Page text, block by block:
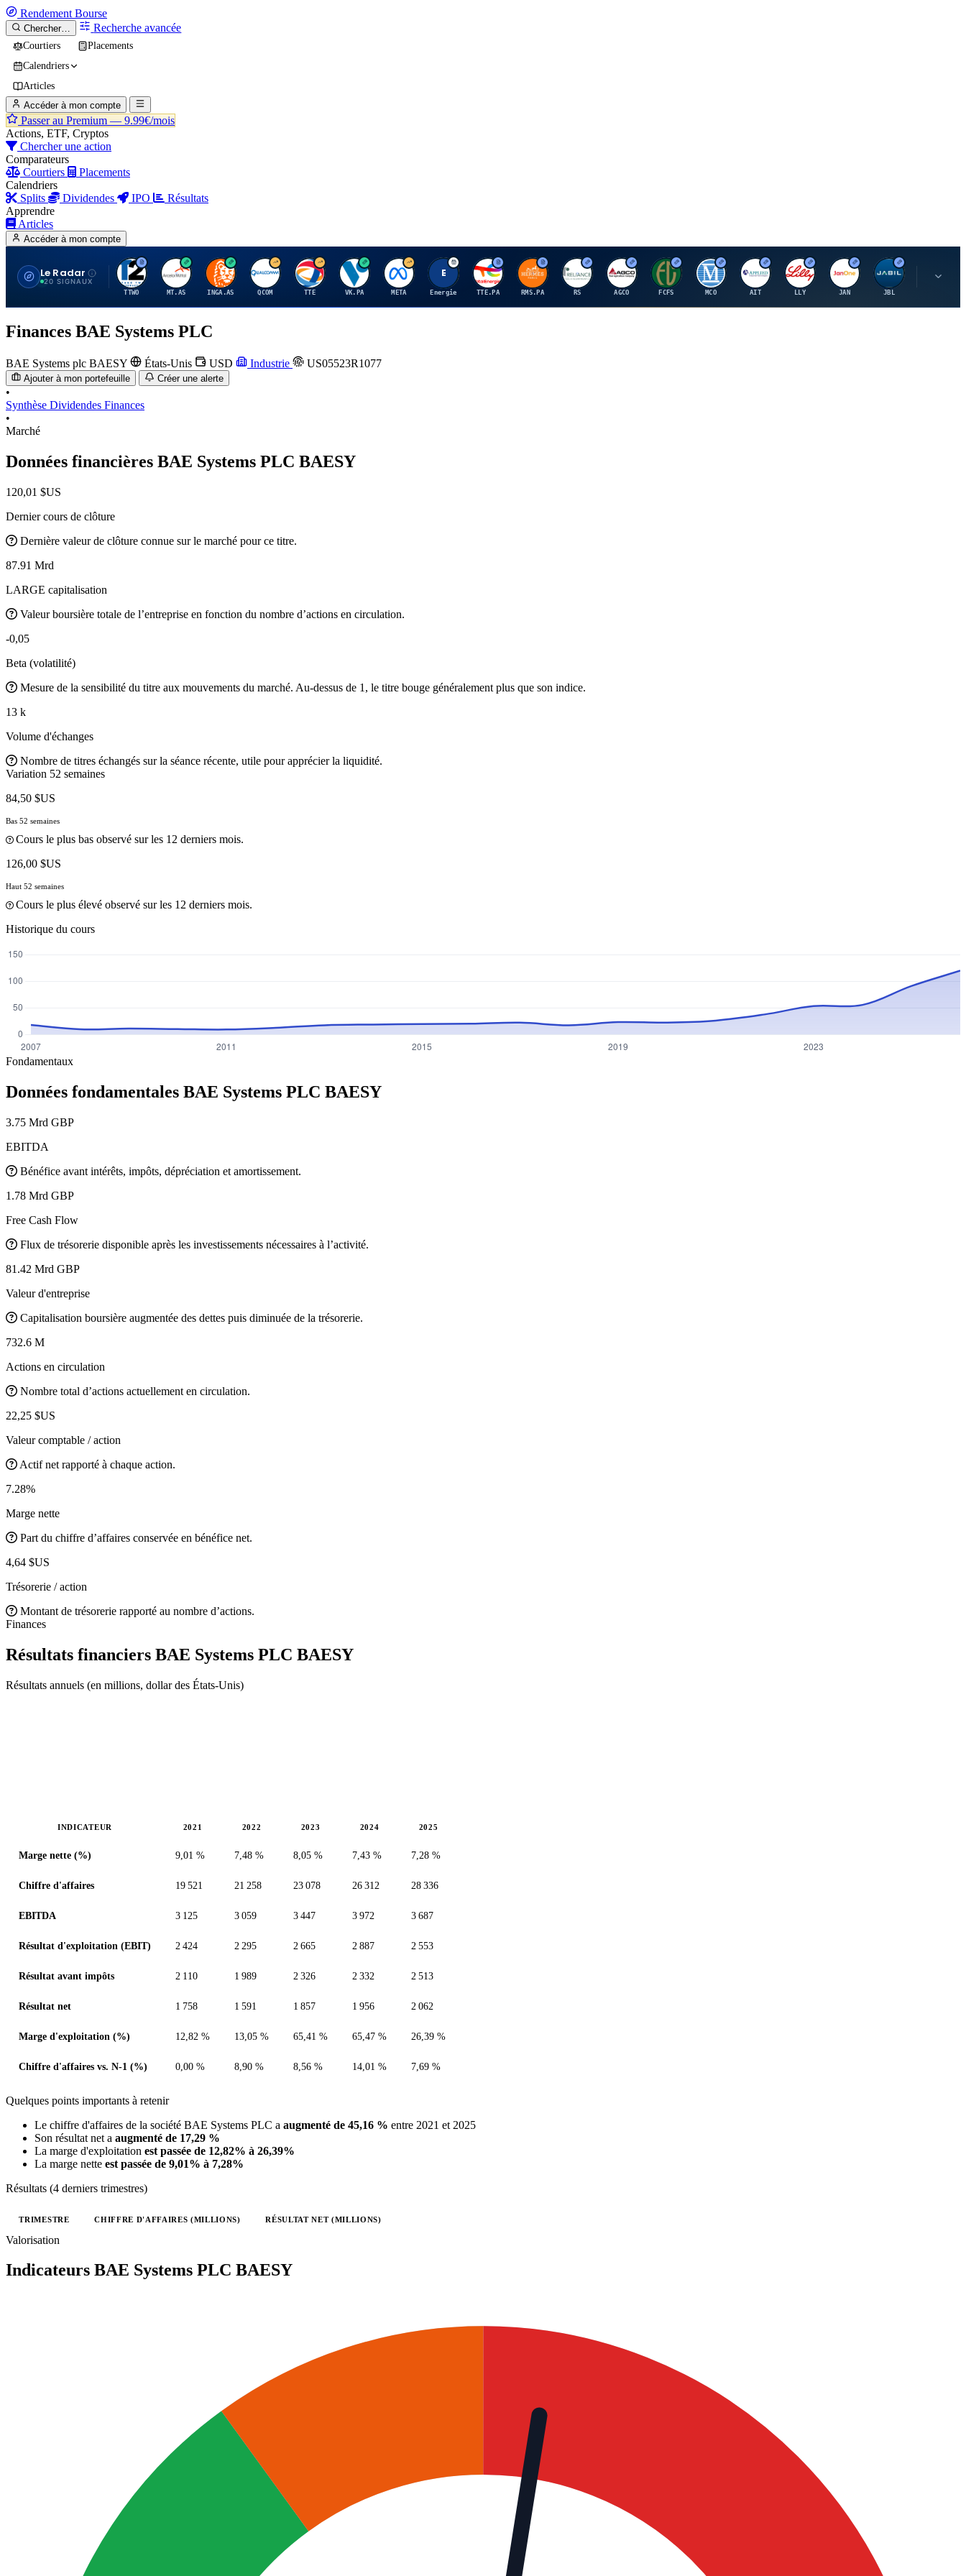
Rendement Bourse
Chercher… Recherche avancée
Courtiers
Placements
Calendriers
Articles
Accéder à mon compte
Passer au Premium — 9.99€/mois
Actions, ETF, Cryptos
Chercher une action
Comparateurs
Courtiers
Placements
Calendriers
Splits
Dividendes IPO
Résultats
Apprendre
Articles
Accéder à mon compte
Le Radar
20 SIGNAUX
T
TTWO
A
MT.AS
I
INGA.AS
Q
QCOM
T
TTE
V
VK.PA
M
META
E
Energie
T
TTE.PA
H
RMS.PA
R
RS
A
AGCO
F
FCFS
M
MCO
A
AIT
E
LLY
J
JAN
J
JBL
P
Finances BAE Systems PLC
BAE Systems plc BAESY États-Unis USD Industrie US05523R1077
Ajouter à mon portefeuille Créer une alerte
•
Synthèse Dividendes Finances
•
Marché
Données financières BAE Systems PLC BAESY
120,01 $US
Dernier cours de clôture
Dernière valeur de clôture connue sur le marché pour ce titre.
87.91 Mrd
LARGE capitalisation
Valeur boursière totale de l’entreprise en fonction du nombre d’actions en circulation.
-0,05
Beta (volatilité)
Mesure de la sensibilité du titre aux mouvements du marché. Au-dessus de 1, le titre bouge généralement plus que son indice.
13 k
Volume d'échanges
Nombre de titres échangés sur la séance récente, utile pour apprécier la liquidité.
Variation 52 semaines
84,50 $US
Bas 52 semaines
Cours le plus bas observé sur les 12 derniers mois.
126,00 $US
Haut 52 semaines
Cours le plus élevé observé sur les 12 derniers mois.
Historique du cours
Fondamentaux
Données fondamentales BAE Systems PLC BAESY
3.75 Mrd GBP
EBITDA
Bénéfice avant intérêts, impôts, dépréciation et amortissement.
1.78 Mrd GBP
Free Cash Flow
Flux de trésorerie disponible après les investissements nécessaires à l’activité.
81.42 Mrd GBP
Valeur d'entreprise
Capitalisation boursière augmentée des dettes puis diminuée de la trésorerie.
732.6 M
Actions en circulation
Nombre total d’actions actuellement en circulation.
22,25 $US
Valeur comptable / action
Actif net rapporté à chaque action.
7.28%
Marge nette
Part du chiffre d’affaires conservée en bénéfice net.
4,64 $US
Trésorerie / action
Montant de trésorerie rapporté au nombre d’actions.
Finances
Résultats financiers BAE Systems PLC BAESY
Résultats annuels (en millions, dollar des États-Unis)
INDICATEUR 2021 2022 2023 2024 2025
Marge nette (%) 9,01 % 7,48 % 8,05 % 7,43 % 7,28 %
Chiffre d'affaires 19 521 21 258 23 078 26 312 28 336
EBITDA 3 125 3 059 3 447 3 972 3 687
Résultat d'exploitation (EBIT) 2 424 2 295 2 665 2 887 2 553
Résultat avant impôts 2 110 1 989 2 326 2 332 2 513
Résultat net 1 758 1 591 1 857 1 956 2 062
Marge d'exploitation (%) 12,82 % 13,05 % 65,41 % 65,47 % 26,39 %
Chiffre d'affaires vs. N-1 (%) 0,00 % 8,90 % 8,56 % 14,01 % 7,69 %
Quelques points importants à retenir
Le chiffre d'affaires de la société BAE Systems PLC a augmenté de 45,16 % entre 2021 et 2025
Son résultat net a augmenté de 17,29 %
La marge d'exploitation est passée de 12,82% à 26,39%
La marge nette est passée de 9,01% à 7,28%
Résultats (4 derniers trimestres)
Valeurs trimestrielles en millions (dollar des États-Unis)
TRIMESTRE CHIFFRE D'AFFAIRES (MILLIONS) RÉSULTAT NET (MILLIONS)
Valorisation
Indicateurs BAE Systems PLC BAESY